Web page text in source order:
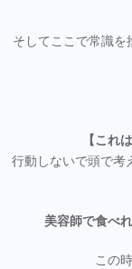
そしてここで常識を
【これ
行動しないで頭で考
美容師で食べ
この